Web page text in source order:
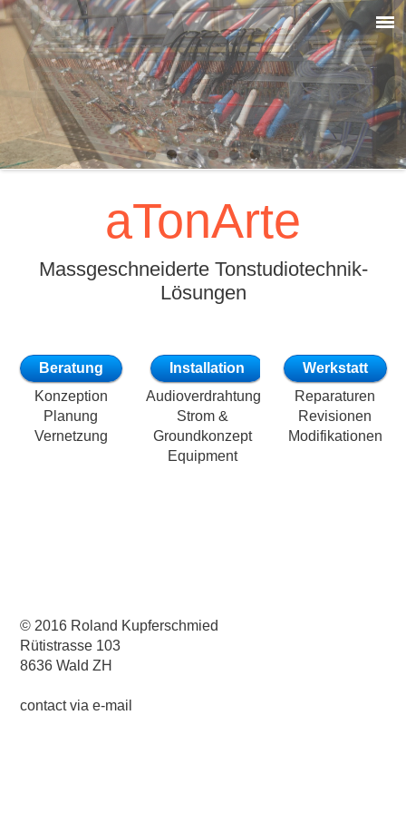
aTonArte
Massgeschneiderte Tonstudiotechnik-
Lösungen
Beratung
Konzeption
Planung
Vernetzung
Installation
Audioverdrahtung
Strom &
Groundkonzept
Equipment
Werkstatt
Reparaturen
Revisionen
Modifikationen
© 2016 Roland Kupferschmied
Rütistrasse 103
8636 Wald ZH
contact via e-mail